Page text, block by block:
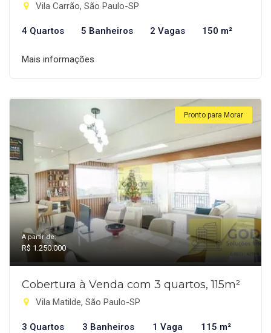
Vila Carrão, São Paulo-SP
4 Quartos 5 Banheiros 2 Vagas 150 m²
Mais informações
Pronto para Morar
A partir de:
R$ 1.250.000
Cobertura à Venda com 3 quartos, 115m²
Vila Matilde, São Paulo-SP
3 Quartos 3 Banheiros 1 Vaga 115 m²